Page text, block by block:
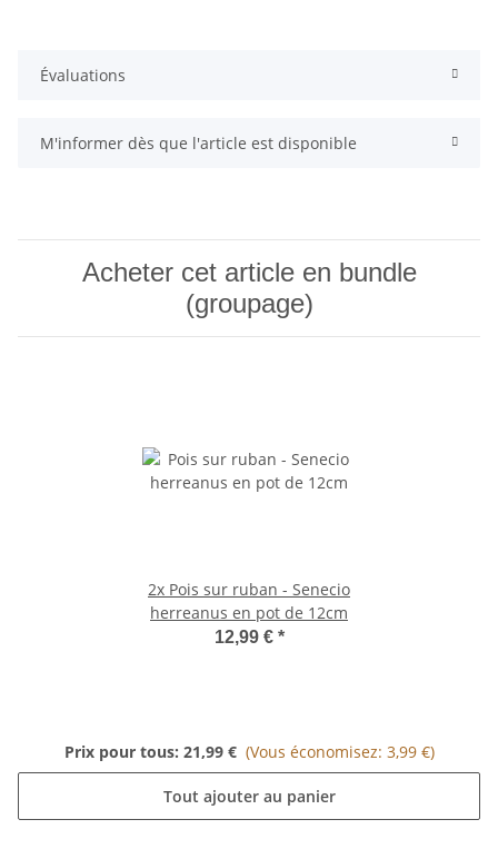
Évaluations
M'informer dès que l'article est disponible
Acheter cet article en bundle
(groupage)
2x Pois sur ruban - Senecio
herreanus en pot de 12cm
12,99 € *
Prix pour tous: 21,99 € (Vous économisez: 3,99 €)
Tout ajouter au panier